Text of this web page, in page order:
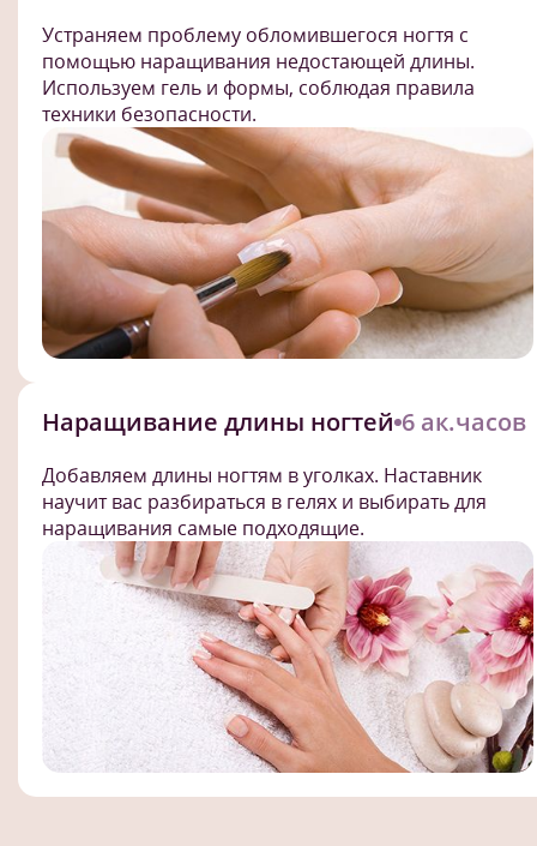
Устраняем проблему обломившегося ногтя с
помощью наращивания недостающей длины.
Используем гель и формы, соблюдая правила
техники безопасности.
Наращивание длины ногтей 6 ак.часов
Добавляем длины ногтям в уголках. Наставник
научит вас разбираться в гелях и выбирать для
наращивания самые подходящие.